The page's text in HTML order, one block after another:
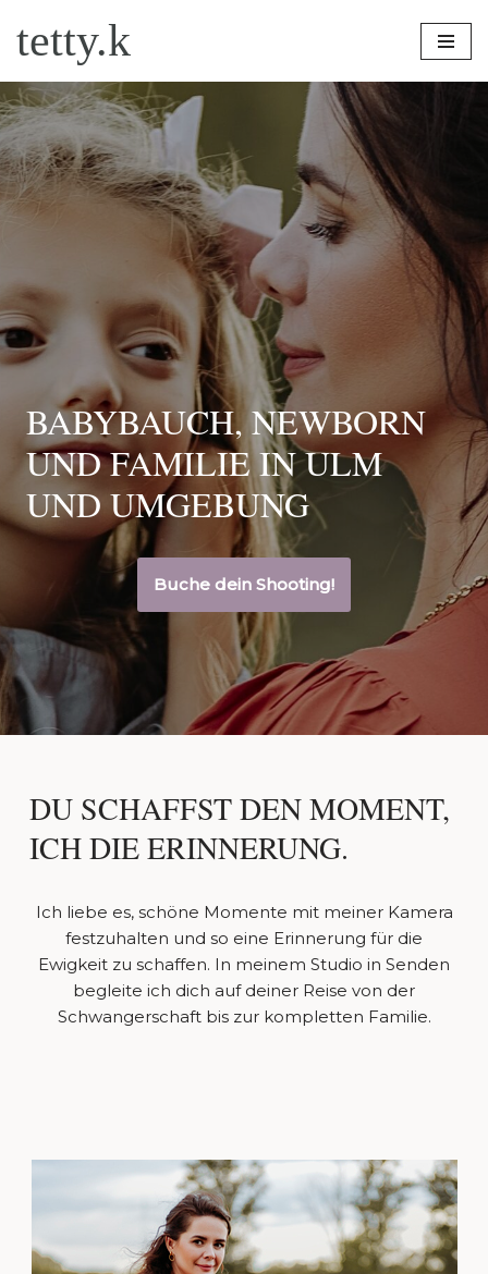
Zum
Inhalt
springen
tetty.k
BABYBAUCH, NEWBORN
UND FAMILIE IN ULM
UND UMGEBUNG
Buche dein Shooting!
DU SCHAFFST DEN MOMENT,
ICH DIE ERINNERUNG.
Ich liebe es, schöne Momente mit meiner Kamera
festzuhalten und so eine Erinnerung für die
Ewigkeit zu schaffen. In meinem Studio in Senden
begleite ich dich auf deiner Reise von der
Schwangerschaft bis zur kompletten Familie.